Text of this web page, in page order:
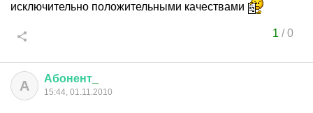
исключительно положительными качествами
1 /0
А Абонент
15:44, 01.11.2010